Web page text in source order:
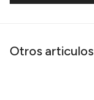
Otros articulos